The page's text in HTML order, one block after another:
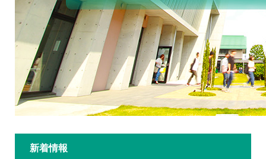
新着情報